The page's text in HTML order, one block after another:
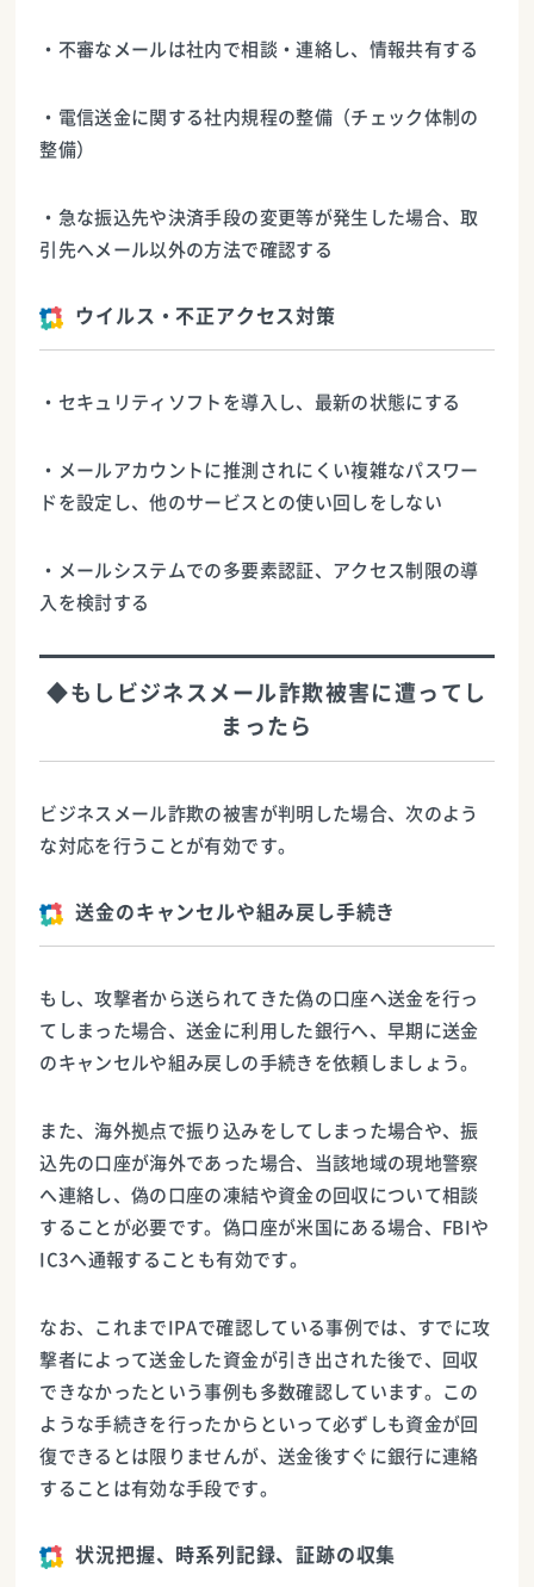
・不審なメールは社内で相談・連絡し、情報共有する
・電信送金に関する社内規程の整備（チェック体制の
整備）
・急な振込先や決済手段の変更等が発生した場合、取
引先へメール以外の方法で確認する
ウイルス・不正アクセス対策
・セキュリティソフトを導入し、最新の状態にする
・メールアカウントに推測されにくい複雑なパスワー
ドを設定し、他のサービスとの使い回しをしない
・メールシステムでの多要素認証、アクセス制限の導
入を検討する
◆もしビジネスメール詐欺被害に遭ってし
まったら
ビジネスメール詐欺の被害が判明した場合、次のよう
な対応を行うことが有効です。
送金のキャンセルや組み戻し手続き
もし、攻撃者から送られてきた偽の口座へ送金を行っ
てしまった場合、送金に利用した銀行へ、早期に送金
のキャンセルや組み戻しの手続きを依頼しましょう。
また、海外拠点で振り込みをしてしまった場合や、振
込先の口座が海外であった場合、当該地域の現地警察
へ連絡し、偽の口座の凍結や資金の回収について相談
することが必要です。偽口座が米国にある場合、FBIや
IC3へ通報することも有効です。
なお、これまでIPAで確認している事例では、すでに攻
撃者によって送金した資金が引き出された後で、回収
できなかったという事例も多数確認しています。この
ような手続きを行ったからといって必ずしも資金が回
復できるとは限りませんが、送金後すぐに銀行に連絡
することは有効な手段です。
状況把握、時系列記録、証跡の収集